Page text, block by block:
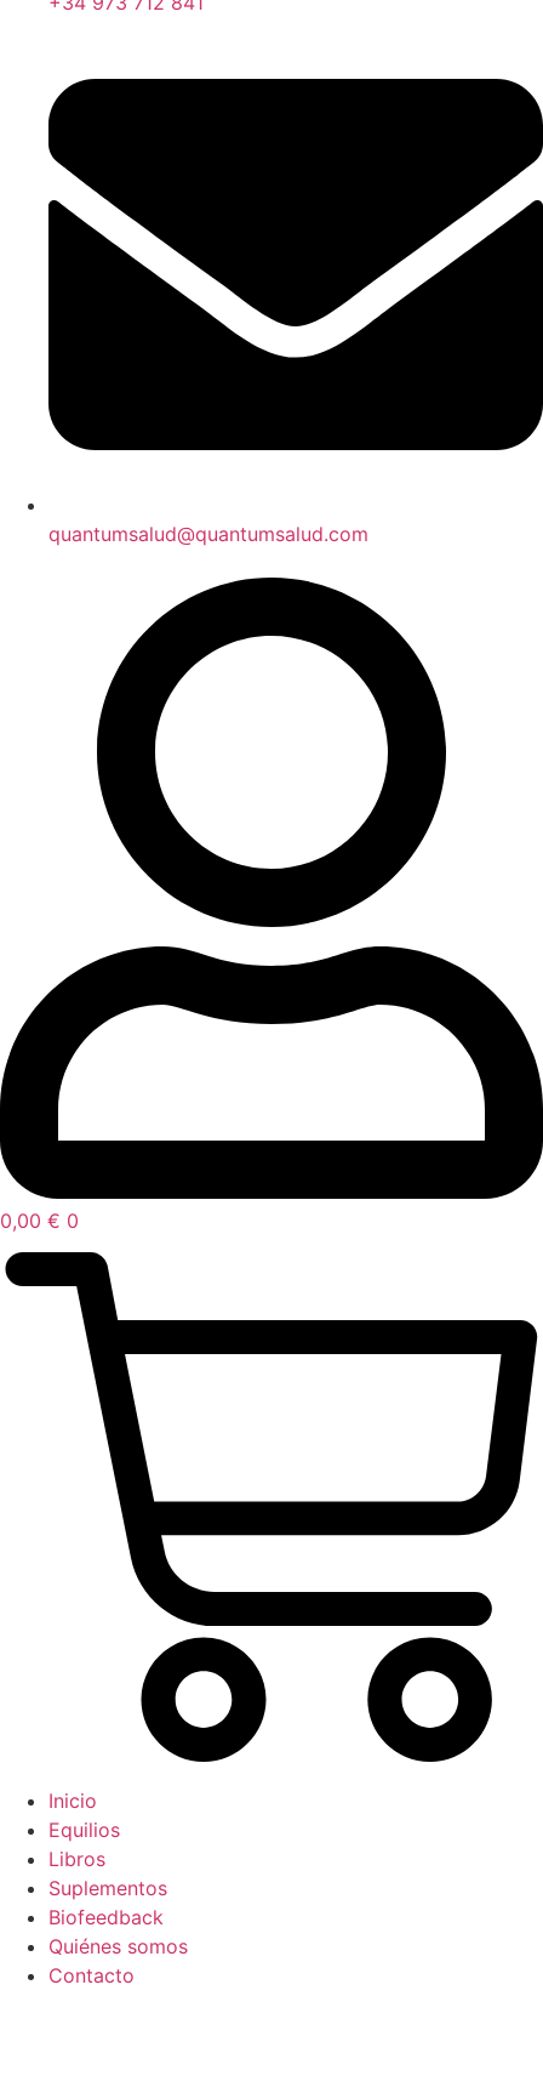
quantumsalud@quantumsalud.com
0,00 € 0
Inicio
Equilios
Libros
Suplementos
Biofeedback
Quiénes somos
Contacto